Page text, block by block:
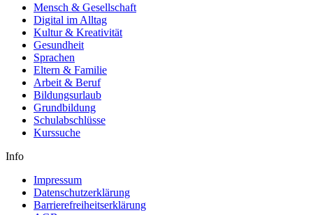
Mensch & Gesellschaft
Digital im Alltag
Kultur & Kreativität
Gesundheit
Sprachen
Eltern & Familie
Arbeit & Beruf
Bildungsurlaub
Grundbildung
Schulabschlüsse
Kurssuche
Info
Impressum
Datenschutzerklärung
Barrierefreiheitserklärung